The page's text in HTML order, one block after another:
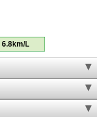
6.8km/L